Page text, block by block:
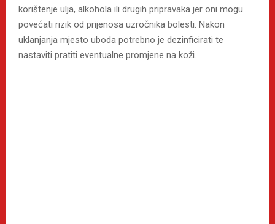
korištenje ulja, alkohola ili drugih pripravaka jer oni mogu
povećati rizik od prijenosa uzročnika bolesti. Nakon
uklanjanja mjesto uboda potrebno je dezinficirati te
nastaviti pratiti eventualne promjene na koži.